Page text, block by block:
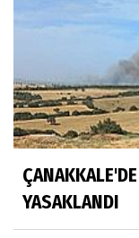
YASAKLANDI